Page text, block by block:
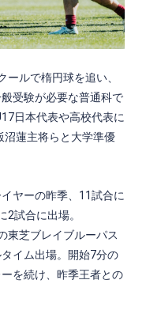
ルで楕円球を追い、
受験が必要な普通科で
日本代表や高校代表に
沼蓮主将らと大学準優
ヤーの昨季、 11試合に
2試合に出場。
東芝ブレイブルーパス
イム出場。開始7分の
を続け、昨季王者との